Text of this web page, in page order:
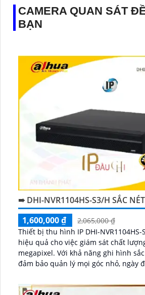
CAMERA QUAN SÁT
BẠN
➠ DHI-NVR1104HS-S3/H SẮC
1,600,000 ₫
2,065,000 ₫
Thiết bị thu hình IP DHI-
hiệu quả cho việc giám sát chất
megapixel. Với khả năng ghi hình sắc nét và chi tiết,
đảm bảo quản lý mọi góc nhỏ, ngày